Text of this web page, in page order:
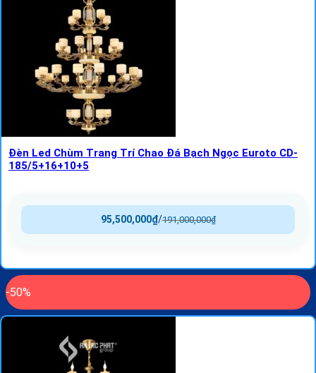
Đèn Led Chùm Trang Trí Chao Đá Bạch Ngọc Euroto CD-
185/5+16+10+5
191,000,000₫
/
95,500,000₫
-50%